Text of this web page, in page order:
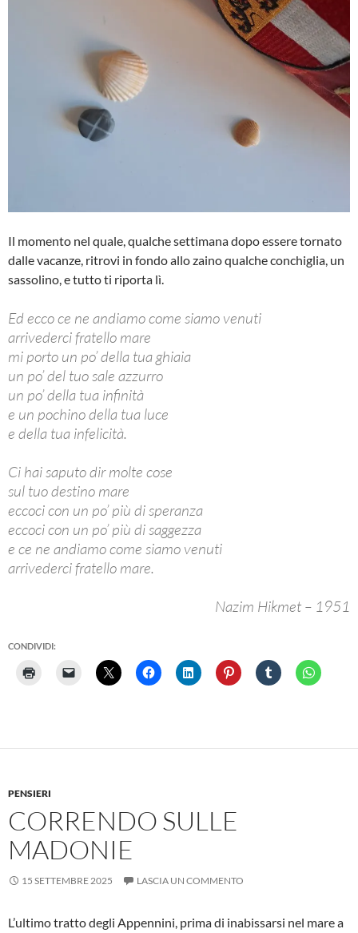
Il momento nel quale, qualche settimana dopo essere tornato
dalle vacanze, ritrovi in fondo allo zaino qualche conchiglia, un
sassolino, e tutto ti riporta lì.
Ed ecco ce ne andiamo come siamo venuti
arrivederci fratello mare
mi porto un po’ della tua ghiaia
un po’ del tuo sale azzurro
un po’ della tua infinità
e un pochino della tua luce
e della tua infelicità.
Ci hai saputo dir molte cose
sul tuo destino mare
eccoci con un po’ più di speranza
eccoci con un po’ più di saggezza
e ce ne andiamo come siamo venuti
arrivederci fratello mare.
Nazim Hikmet – 1951
CONDIVIDI:
PENSIERI
CORRENDO SULLE
MADONIE
15 SETTEMBRE 2025 LASCIA UN COMMENTO
L’ultimo tratto degli Appennini, prima di inabissarsi nel mare a